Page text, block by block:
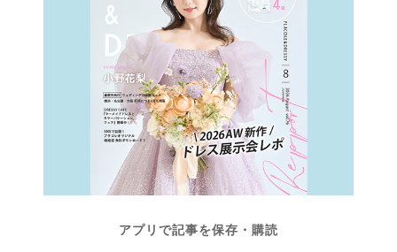
アプリで記事を保存・購読
e
c
k